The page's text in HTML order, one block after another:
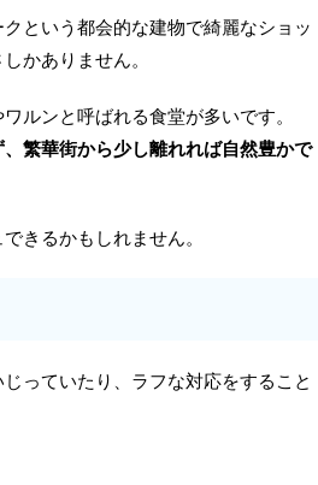
という都会的な建物で綺麗なショッ
かありません。
ルンと呼ばれる食堂が多いです。
繁華街から少し離れれば自然豊かで
きるかもしれません。
っていたり、ラフな対応をすること